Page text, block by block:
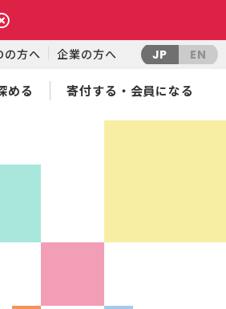
の方へ 企業の方へ JP EN
める 寄付する・会員になる